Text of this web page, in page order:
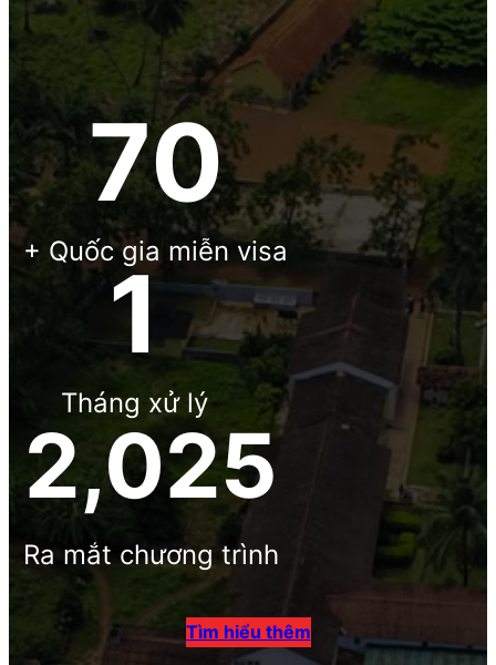
70
+ Quốc gia miễn visa
3
Tháng xử lý
2,025
Ra mắt chương trình
Tìm hiểu thêm